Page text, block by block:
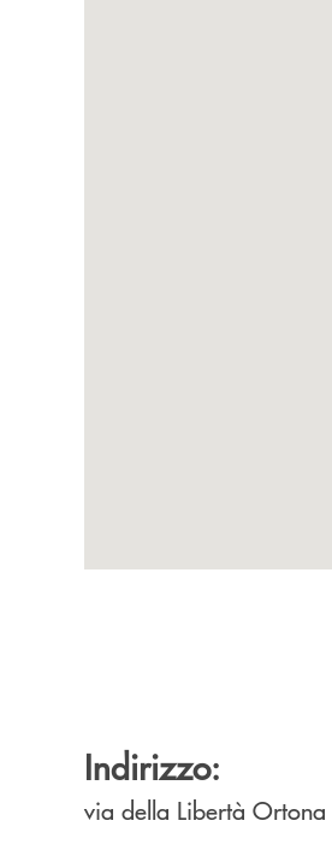
Indirizzo:
via della Libertà Ortona